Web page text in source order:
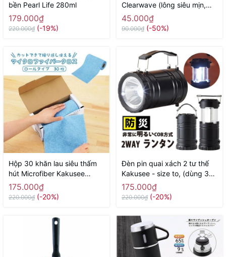
bền Pearl Life 280ml
179.000₫
220.000₫ (-19%)
Clearwave (lông siêu mịn,
gợn sóng) - Hàng Nhật nội
địa
45.000₫
90.000₫ (-50%)
Hộp 30 khăn lau siêu thấm
hút Microfiber Kakusee
(dạng cuộn, dùng nhiều lần)
- Hàng Nhật nội địa
175.000₫
220.000₫ (-20%)
Đèn pin quai xách 2 tư thế
Kakusee - size to, (dùng 3
pin tiểu AA) - Hàng Nhật nội
địa
175.000₫
220.000₫ (-20%)